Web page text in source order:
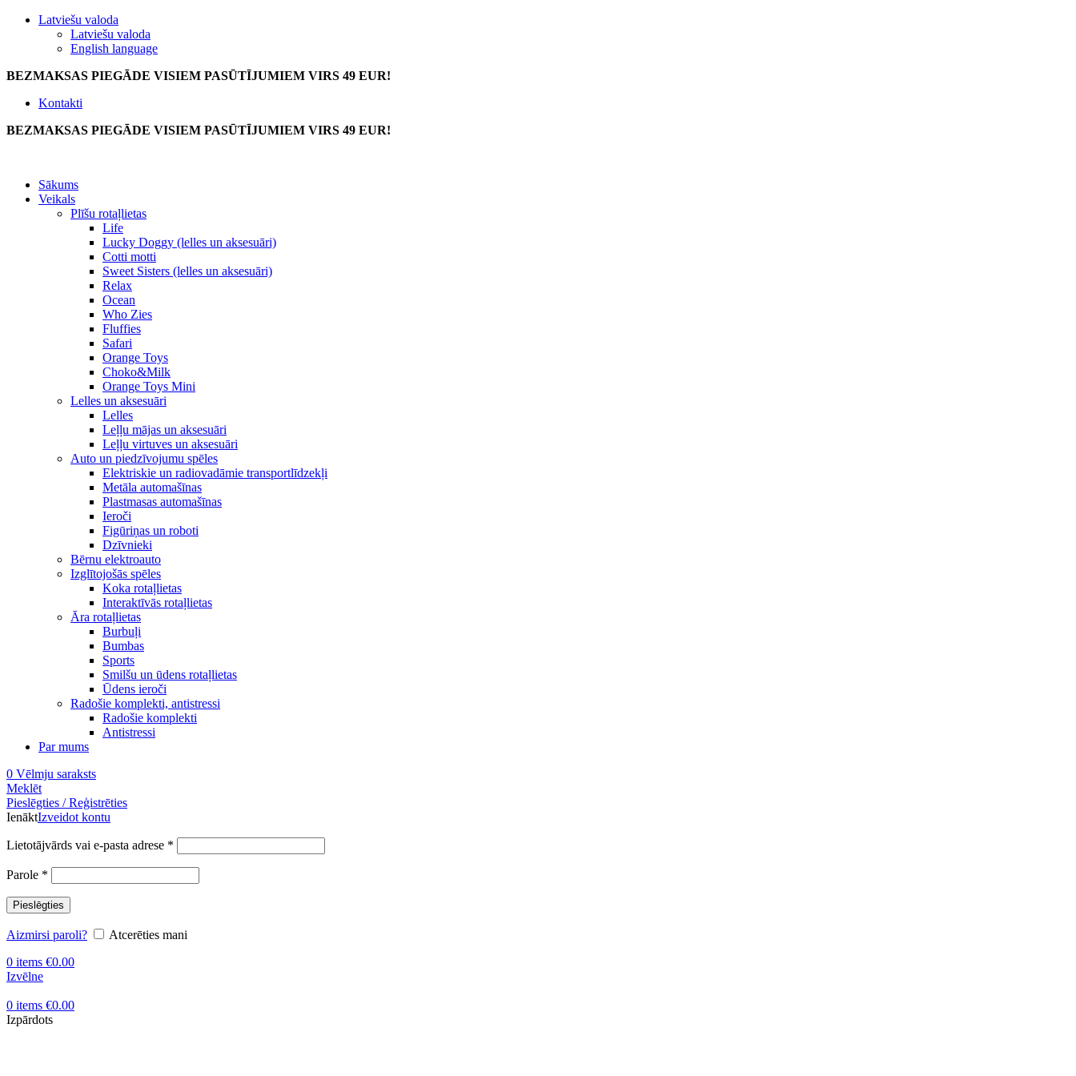
Latviešu valoda
Latviešu valoda
English language
BEZMAKSAS PIEGĀDE VISIEM PASŪTĪJUMIEM VIRS 49 EUR!
Kontakti
BEZMAKSAS PIEGĀDE VISIEM PASŪTĪJUMIEM VIRS 49 EUR!
Sākums
Veikals
Plīšu rotaļlietas
Life
Lucky Doggy (lelles un aksesuāri)
Cotti motti
Sweet Sisters (lelles un aksesuāri)
Relax
Ocean
Who Zies
Fluffies
Safari
Orange Toys
Choko&Milk
Orange Toys Mini
Lelles un aksesuāri
Lelles
Leļļu mājas un aksesuāri
Leļļu virtuves un aksesuāri
Auto un piedzīvojumu spēles
Elektriskie un radiovadāmie transportlīdzekļi
Metāla automašīnas
Plastmasas automašīnas
Ieroči
Figūriņas un roboti
Dzīvnieki
Bērnu elektroauto
Izglītojošās spēles
Koka rotaļlietas
Interaktīvās rotaļlietas
Āra rotaļlietas
Burbuļi
Bumbas
Sports
Smilšu un ūdens rotaļlietas
Ūdens ieroči
Radošie komplekti, antistressi
Radošie komplekti
Antistressi
Par mums
0 Vēlmju saraksts
Meklēt
Pieslēgties / Reģistrēties
IenāktIzveidot kontu
Lietotājvārds vai e-pasta adrese *
Parole *
Pieslēgties
Aizmirsi paroli?
Atcerēties mani
0 items €0.00
Izvēlne
0 items €0.00
Izpārdots